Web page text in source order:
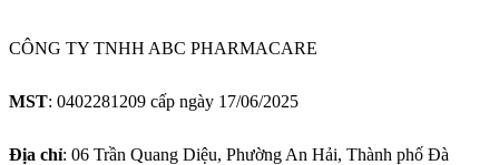
CÔNG TY TNHH ABC PHARMACARE
MST: 0402281209 cấp ngày 17/06/2025
Địa chỉ: 06 Trần Quang Diệu, Phường An Hải, Thành phố Đà